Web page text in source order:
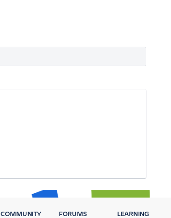
COMMUNITY FORUMS LEARNING